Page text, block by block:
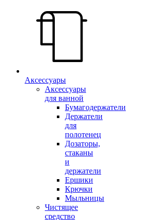
Аксессуары
Аксессуары
для ванной
Бумагодержатели
Держатели
для
полотенец
Дозаторы,
стаканы
и
держатели
Ершики
Крючки
Мыльницы
Чистящее
средство